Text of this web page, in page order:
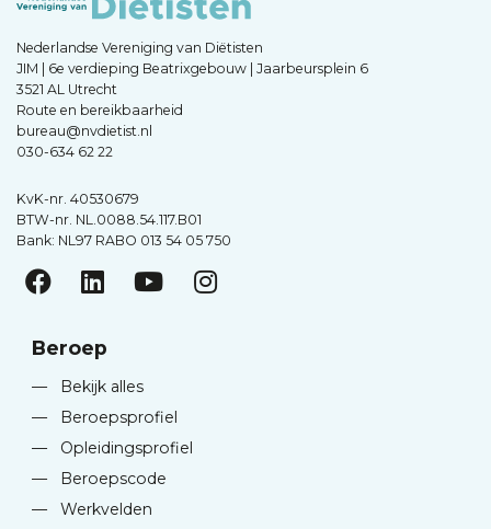
Nederlandse Vereniging van Diëtisten
JIM | 6e verdieping Beatrixgebouw | Jaarbeursplein 6
3521 AL Utrecht
Route en bereikbaarheid
bureau@nvdietist.nl
030-634 62 22
KvK-nr. 40530679
BTW-nr. NL.0088.54.117.B01
Bank: NL97 RABO 013 54 05 750
Beroep
—
Bekijk alles
—
Beroepsprofiel
—
Opleidingsprofiel
—
Beroepscode
—
Werkvelden